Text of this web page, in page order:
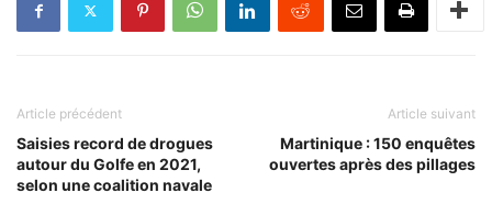
Article précédent
Saisies record de drogues
autour du Golfe en 2021,
selon une coalition navale
Article suivant
Martinique : 150 enquêtes
ouvertes après des pillages